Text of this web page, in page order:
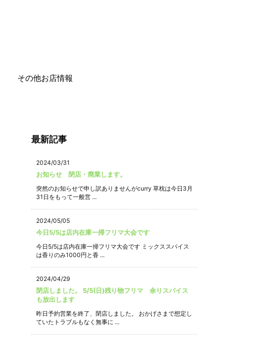
その他お店情報
最新記事
2024/03/31
お知らせ 閉店・廃業します。
突然のお知らせで申し訳ありませんがcurry 草枕は今日3月
31日をもって一般営 ...
2024/05/05
今日5/5は店内在庫一掃フリマ大会です
今日5/5は店内在庫一掃フリマ大会です ミックススパイス
は香りのみ1000円と香 ...
2024/04/29
閉店しました。 5/5(日)残り物フリマ 余りスパイス
も放出します
昨日予約営業を終了、閉店しました。 おかげさまで想定し
ていたトラブルもなく無事に ...